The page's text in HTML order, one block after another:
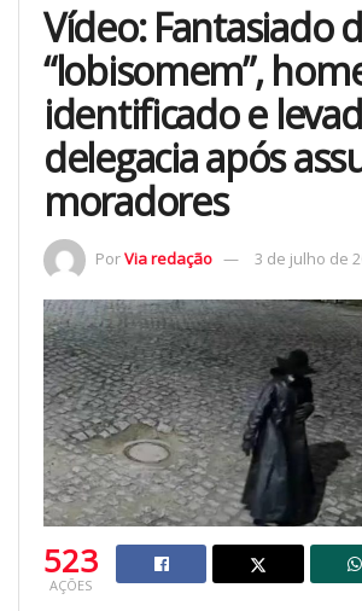
Vídeo: Fantasiado
“lobisomem”,
identificado e
delegacia após
moradores
PorVia redação 3 de julho de
523
AÇÕES